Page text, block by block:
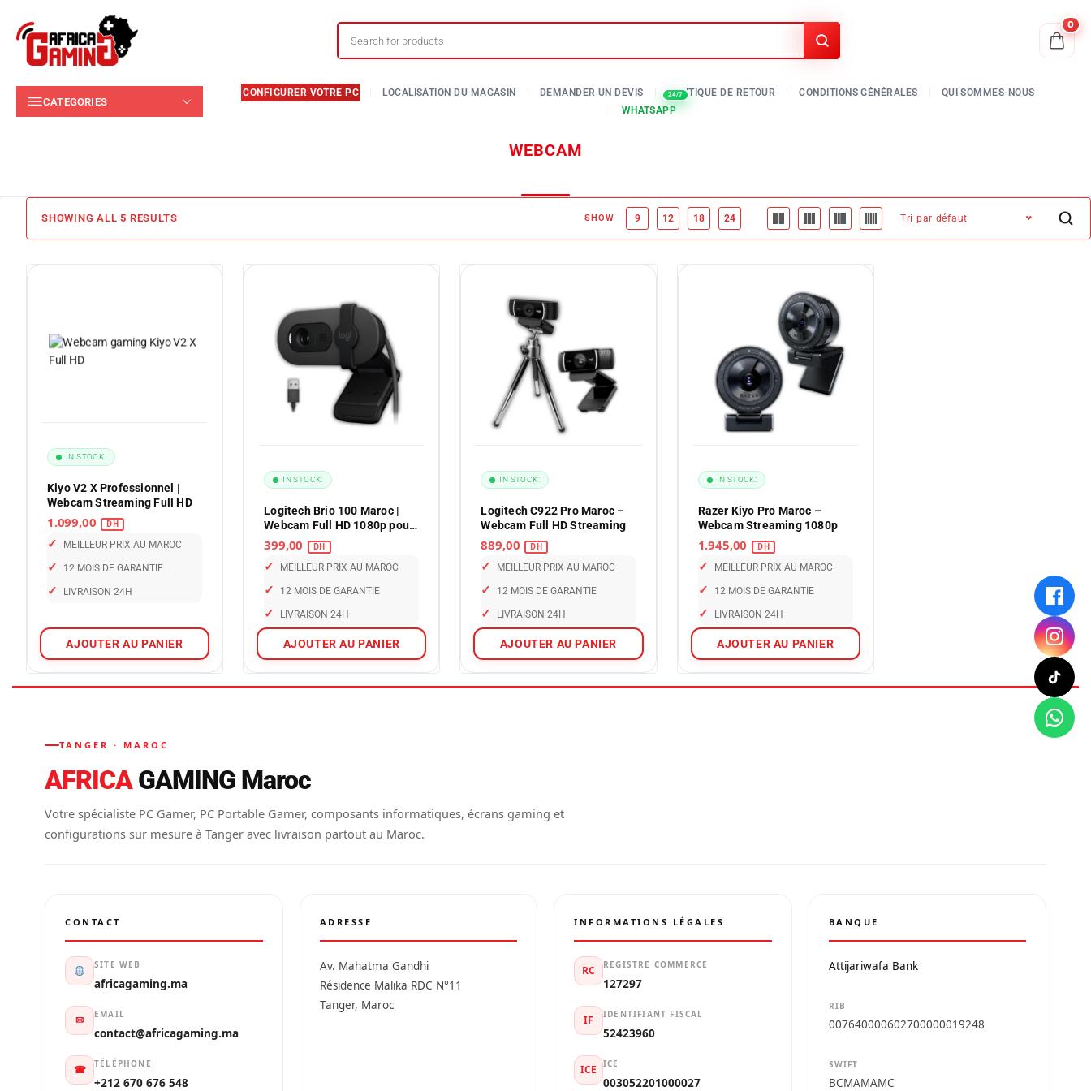
0
CATEGORIES
WEBCAM
SHOWING ALL5 RESULTS SHOW 9 12 18 24 Tri par défaut
Kiyo V2 X Professionnel |
Webcam Streaming Full HD
IN STOCK:
✓ MEILLEUR PRIX AU MAROC
✓ 12 MOIS DE GARANTIE
✓ LIVRAISON 24H
AJOUTER AU PANIER
Logitech Brio 100 Maroc |
Webcam Full HD 1080p pour
PC et Visio
IN STOCK:
✓ MEILLEUR PRIX AU MAROC
✓ 12 MOIS DE GARANTIE
✓ LIVRAISON 24H
AJOUTER AU PANIER
Logitech C922 Pro Maroc –
Webcam Full HD Streaming
IN STOCK:
✓ MEILLEUR PRIX AU MAROC
✓ 12 MOIS DE GARANTIE
✓ LIVRAISON 24H
AJOUTER AU PANIER
Razer Kiyo Pro Maroc –
Webcam Streaming 1080p
IN STOCK:
✓ MEILLEUR PRIX AU MAROC
✓ 12 MOIS DE GARANTIE
✓ LIVRAISON 24H
AJOUTER AU PANIER
TANGER · MAROC
AFRICAGAMING Maroc
Votre spécialiste PC Gamer, PC Portable Gamer, composants informatiques, écrans gaming et
configurations sur mesure à Tanger avec livraison partout au Maroc.
CONTACT
SITE WEB
africagaming.ma
✉ EMAIL
contact@africagaming.ma
☎ TÉLÉPHONE
+212 670 676 548
ADRESSE
Av. Mahatma Gandhi
Résidence Malika RDC N°11
Tanger, Maroc
INFORMATIONS LÉGALES
RC REGISTRE COMMERCE
127297
IF IDENTIFIANT FISCAL
52423960
ICE ICE
003052201000027
BANQUE
Attijariwafa Bank
RIB
007640000602700000019248
SWIFT
BCMAMAMC